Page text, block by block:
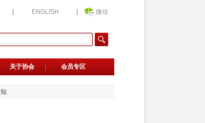
ENGLISH 微信
关于协会 会员专区
大会的通知